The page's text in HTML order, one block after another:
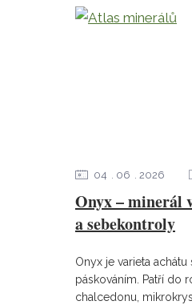
Onyx – minerál
a sebekontroly
04 06 2026
Onyx je varieta
páskováním. Patří do
chalcedonu,